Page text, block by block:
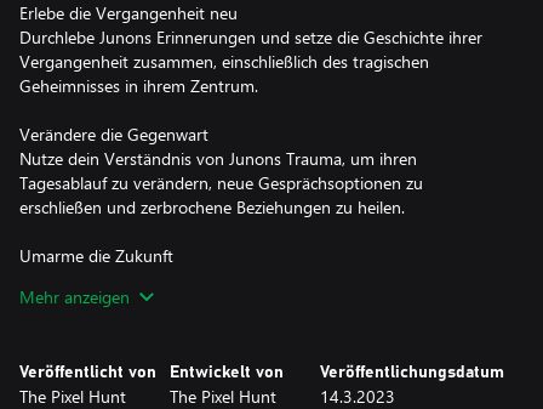
Erlebe die Vergangenheit neu
Durchlebe Junons Erinnerungen und setze die Geschichte ihrer
Vergangenheit zusammen, einschließlich des tragischen
Geheimnisses in ihrem Zentrum.
Verändere die Gegenwart
Nutze dein Verständnis von Junons Trauma, um ihren
Tagesablauf zu verändern, neue Gesprächsoptionen zu
erschließen und zerbrochene Beziehungen zu heilen.
Umarme die Zukunft
Junon, ihren Frieden mit sich selbst zu finden und den Humor,
Mehr anzeigen
Veröffentlicht von
The Pixel Hunt
Entwickelt von
The Pixel Hunt
Veröffentlichungsdatum
14.3.2023